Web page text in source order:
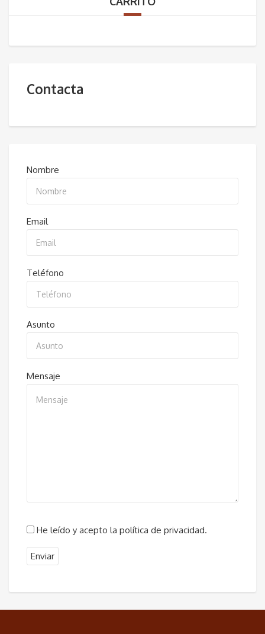
Contacta
Nombre
Email
Teléfono
Asunto
Mensaje
He leído y acepto la política de privacidad.